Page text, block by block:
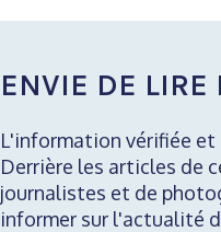
ENVIE DE LIRE
L'information vérifiée
Derrière les articles de
journalistes et de
informer sur l'actualité